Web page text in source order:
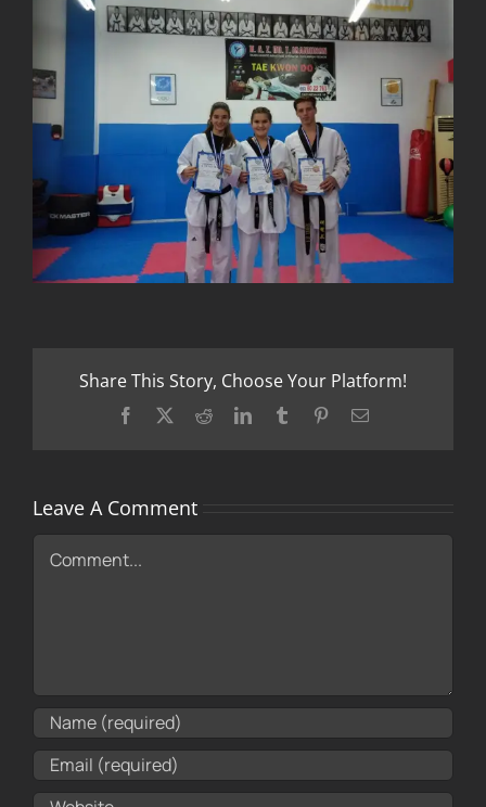
Share This Story, Choose Your Platform!
Facebook RedditLinkedInTumblr PinterestEmail
Leave A Comment
Comment